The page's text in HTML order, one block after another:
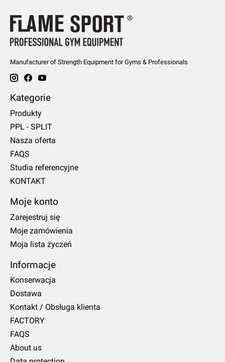
Manufacturer of Strength Equipment for Gyms & Professionals
Kategorie
Produkty
PPL - SPLIT
Nasza oferta
FAQS
Studia referencyjne
KONTAKT
Moje konto
Zarejestruj się
Moje zamówienia
Moja lista życzeń
Informacje
Konserwacja
Dostawa
Kontakt / Obsługa klienta
FACTORY
FAQS
About us